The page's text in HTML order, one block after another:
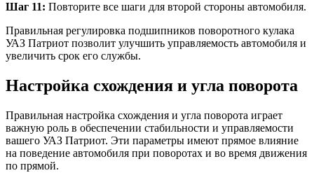
Шаг 11: Повторите все шаги для второй стороны автомобиля.
Правильная регулировка подшипников поворотного кулака
УАЗ Патриот позволит улучшить управляемость автомобиля и
увеличить срок его службы.
Настройка схождения и угла поворота
Правильная настройка схождения и угла поворота играет
важную роль в обеспечении стабильности и управляемости
вашего УАЗ Патриот. Эти параметры имеют прямое влияние
на поведение автомобиля при поворотах и во время движения
по прямой.